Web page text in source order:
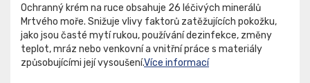
Ochranný krém na ruce obsahuje 26 léčivých minerálů
Mrtvého moře. Snižuje vlivy faktorů zatěžujících pokožku,
jako jsou časté mytí rukou, používání dezinfekce, změny
teplot, mráz nebo venkovní a vnitřní práce s materiály
způsobujícími její vysoušení.Více informací